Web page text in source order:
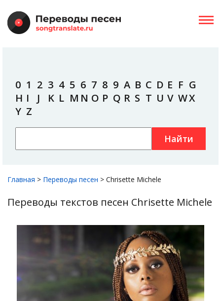
0 1 2 3 4 5 6 7 8 9 A B C D E F G
H I J K L M N O P Q R S T U V WX
Y Z
Найти
Главная > Переводы песен > Chrisette Michele
Переводы текстов песен Chrisette Michele